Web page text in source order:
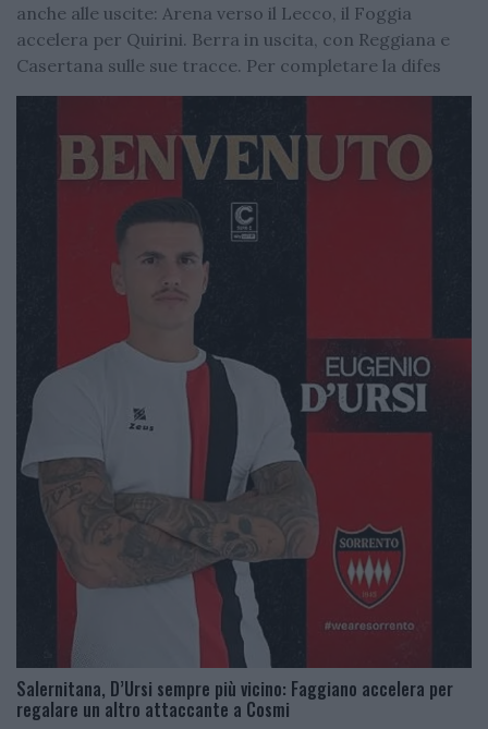
anche alle uscite: Arena verso il Lecco, il Foggia
accelera per Quirini. Berra in uscita, con Reggiana e
Casertana sulle sue tracce. Per completare la difes
Salernitana, D’Ursi sempre più vicino: Faggiano accelera per
regalare un altro attaccante a Cosmi